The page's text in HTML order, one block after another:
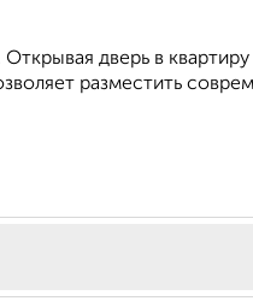
дверь в
разместить